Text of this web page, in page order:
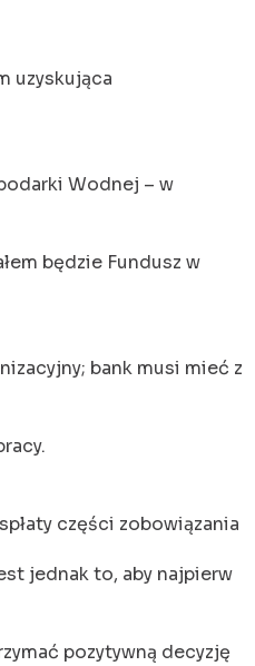
uzyskująca
Wodnej – w
będzie Fundusz w
bank musi mieć z
części zobowiązania
jednak to, aby najpierw
pozytywną decyzję